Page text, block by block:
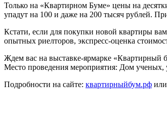
Только на «Квартирном Буме» цены на
упадут на 100 и даже на 200 тысяч рублей.
Кстати, если для покупки новой квартиры
опытных риелторов, экспресс-оценка
Ждем вас на выставке-ярмарке «Квартирный
Место проведения мероприятия: Дом ученых,
Подробности на сайте: квартирныйбум.рф